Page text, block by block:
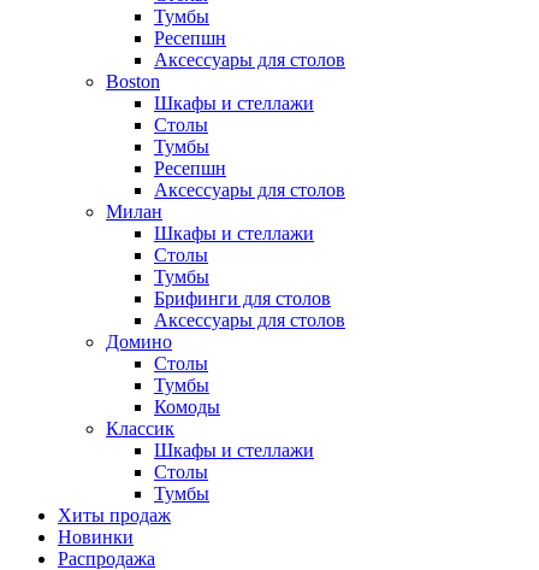
Тумбы
Ресепшн
Аксессуары для столов
Boston
Шкафы и стеллажи
Столы
Тумбы
Ресепшн
Аксессуары для столов
Милан
Шкафы и стеллажи
Столы
Тумбы
Брифинги для столов
Аксессуары для столов
Домино
Столы
Тумбы
Комоды
Классик
Шкафы и стеллажи
Столы
Тумбы
Хиты продаж
Новинки
Распродажа